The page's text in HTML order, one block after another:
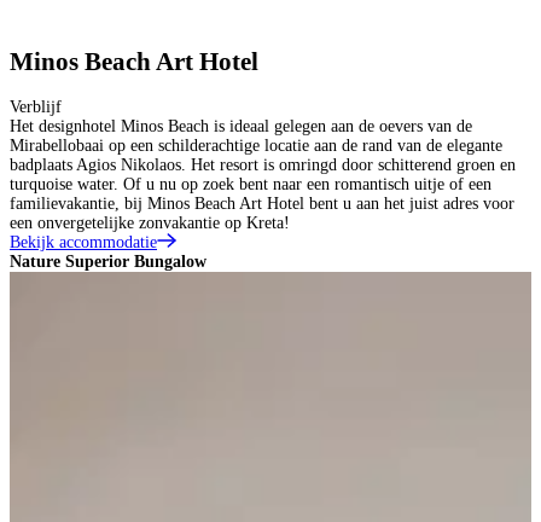
Minos Beach Art Hotel
Verblijf
Het designhotel Minos Beach is ideaal gelegen aan de oevers van de
Mirabellobaai op een schilderachtige locatie aan de rand van de elegante
badplaats Agios Nikolaos. Het resort is omringd door schitterend groen en
turquoise water. Of u nu op zoek bent naar een romantisch uitje of een
familievakantie, bij Minos Beach Art Hotel bent u aan het juist adres voor
een onvergetelijke zonvakantie op Kreta!
Bekijk accommodatie
Nature Superior Bungalow